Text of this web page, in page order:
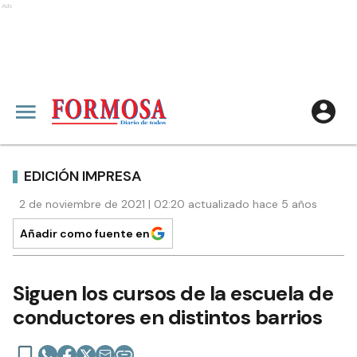
Ads
EDICIÓN IMPRESA
2 de noviembre de 2021 | 02:20 actualizado hace 5 años
Añadir como fuente en
Siguen los cursos de la escuela de
conductores en distintos barrios